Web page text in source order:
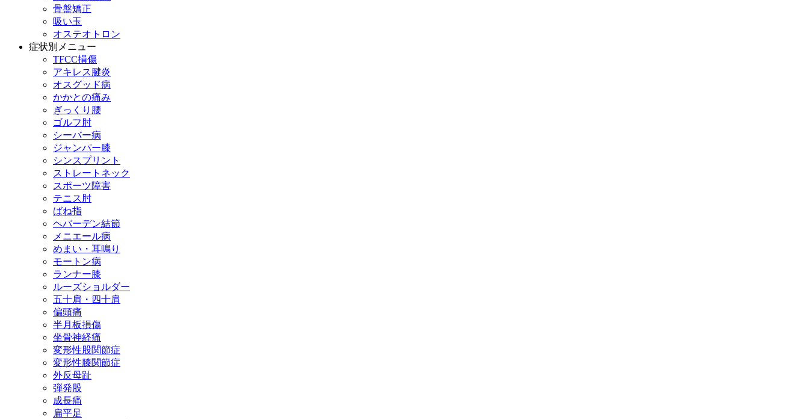
骨盤矯正
吸い玉
オステオトロン
症状別メニュー
TFCC損傷
アキレス腱炎
オスグッド病
かかとの痛み
ぎっくり腰
ゴルフ肘
シーバー病
ジャンパー膝
シンスプリント
ストレートネック
スポーツ障害
テニス肘
ばね指
ヘバーデン結節
メニエール病
めまい・耳鳴り
モートン病
ランナー膝
ルーズショルダー
五十肩・四十肩
偏頭痛
半月板損傷
坐骨神経痛
変形性股関節症
変形性膝関節症
外反母趾
弾発股
成長痛
扁平足